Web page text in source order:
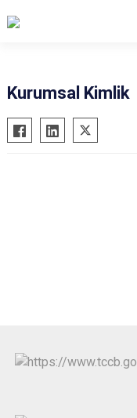
Elbeyli
Musabeyli
Kurumsal Kimlik